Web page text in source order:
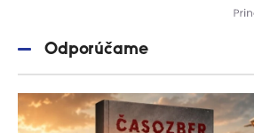
Odporúčame